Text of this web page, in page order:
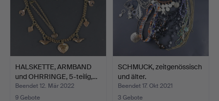
HALSKETTE, ARMBAND
und OHRRINGE, 5-teilig,…
Beendet 12. Mär 2022
9 Gebote
SCHMUCK, zeitgenössisch
und älter.
Beendet 17. Okt 2021
3 Gebote